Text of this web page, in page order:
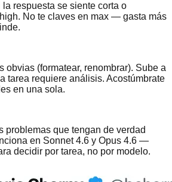
respuesta se siente corta o
No te claves en max — gasta más
obvias (formatear, renombrar). Sube a
tarea requiere análisis. Acostúmbrate
en una sola.
problemas que tengan de verdad
en Sonnet 4.6 y Opus 4.6 —
decidir por tarea, no por modelo.